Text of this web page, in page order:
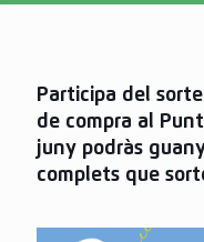
Participa del
de compra al
juny podràs
complets que